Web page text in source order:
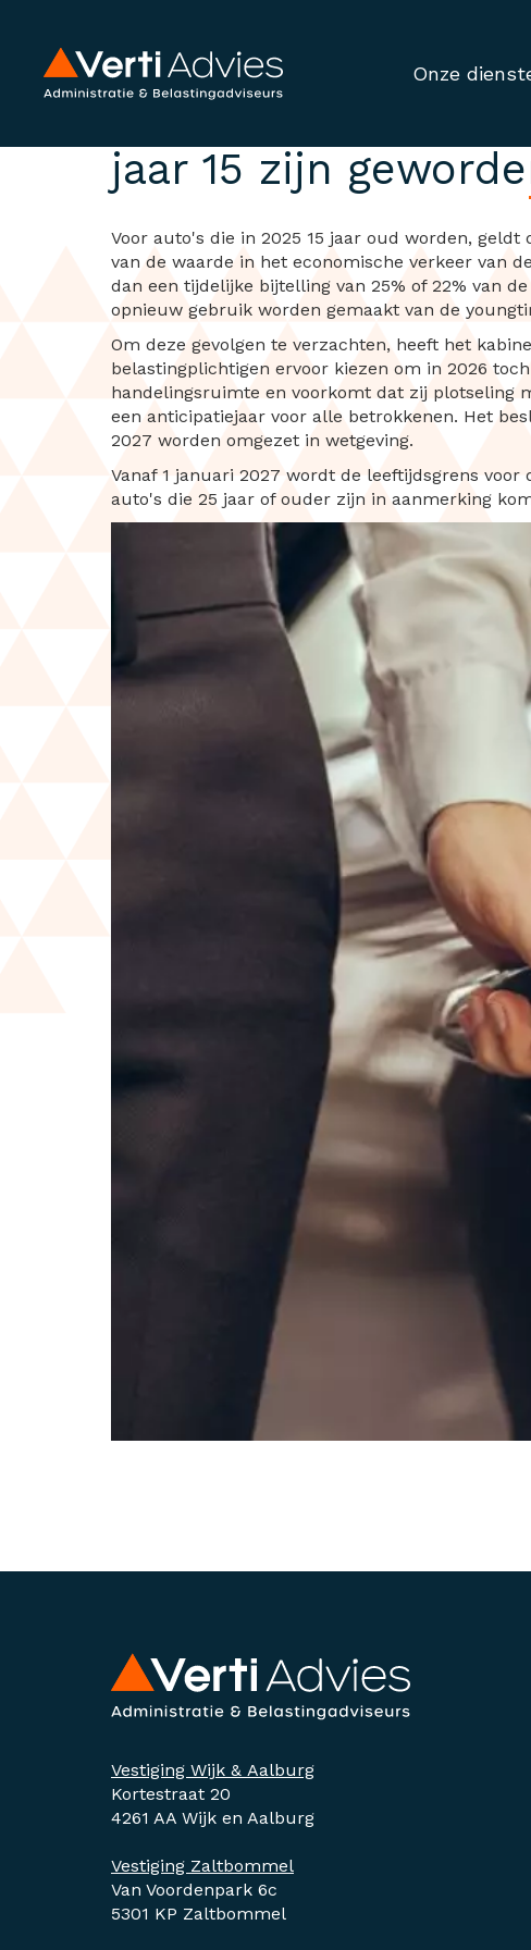
Onze
Overgangstermijn
jaar 15 zijn
Voor auto's die in 2025 15 jaar oud worden,
van de waarde in het economische verkeer van
dan een tijdelijke bijtelling van 25% of 22% van
opnieuw gebruik worden gemaakt van de
Om deze gevolgen te verzachten, heeft het
belastingplichtigen ervoor kiezen om in 2026
handelingsruimte en voorkomt dat zij plotseling
een anticipatiejaar voor alle betrokkenen. Het
2027 worden omgezet in wetgeving.
Vanaf 1 januari 2027 wordt de leeftijdsgrens
auto's die 25 jaar of ouder zijn in aanmerking
Vestiging Wijk & Aalburg
Kortestraat 20
4261 AA Wijk en Aalburg
Vestiging Zaltbommel
Van Voordenpark 6c
5301 KP Zaltbommel